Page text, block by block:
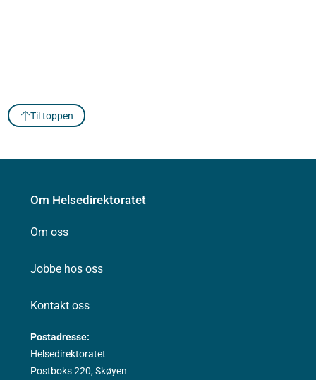
Til toppen
Om Helsedirektoratet
Om oss
Jobbe hos oss
Kontakt oss
Postadresse:
Helsedirektoratet
Postboks 220, Skøyen